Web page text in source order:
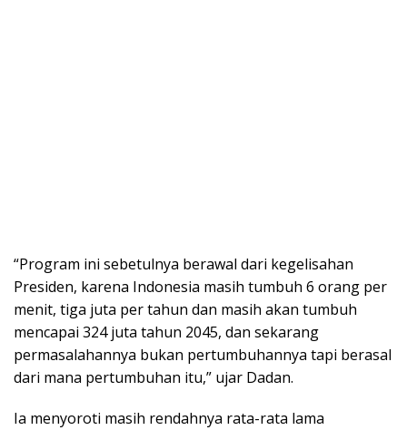
“Program ini sebetulnya berawal dari kegelisahan
Presiden, karena Indonesia masih tumbuh 6 orang per
menit, tiga juta per tahun dan masih akan tumbuh
mencapai 324 juta tahun 2045, dan sekarang
permasalahannya bukan pertumbuhannya tapi berasal
dari mana pertumbuhan itu,” ujar Dadan.
Ia menyoroti masih rendahnya rata-rata lama